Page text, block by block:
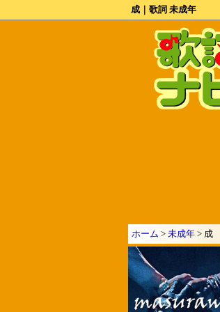
成｜歌詞 未成年
ホーム > 未成年 > 成